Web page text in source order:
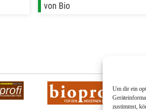
Um dir ein
zustimmst,
von Bio